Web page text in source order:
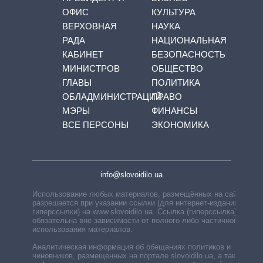
ОФИС
ВЕРХОВНАЯ
РАДА
КАБИНЕТ
МИНИСТРОВ
ГЛАВЫ
ОБЛАДМИНИСТРАЦИЙ
МЭРЫ
ВСЕ ПЕРСОНЫ
КУЛЬТУРА
НАУКА
НАЦИОНАЛЬНАЯ
БЕЗОПАСНОСТЬ
ОБЩЕСТВО
ПОЛИТИКА
ПРАВО
ФИНАНСЫ
ЭКОНОМИКА
info@slovoidilo.ua
Использование любых материалов, размещённых на сайте,
разрешается при указании ссылки (для интернет-изданий —
гиперссылки) на www.slovoidilo.ua. Ссылка (гиперссылка)
обязательна вне зависимости от полного либо частичного
использования материалов.
Аналитическая информация об обещаниях политиков и
чиновников, размещенных на портале slovoidilo.ua, а также